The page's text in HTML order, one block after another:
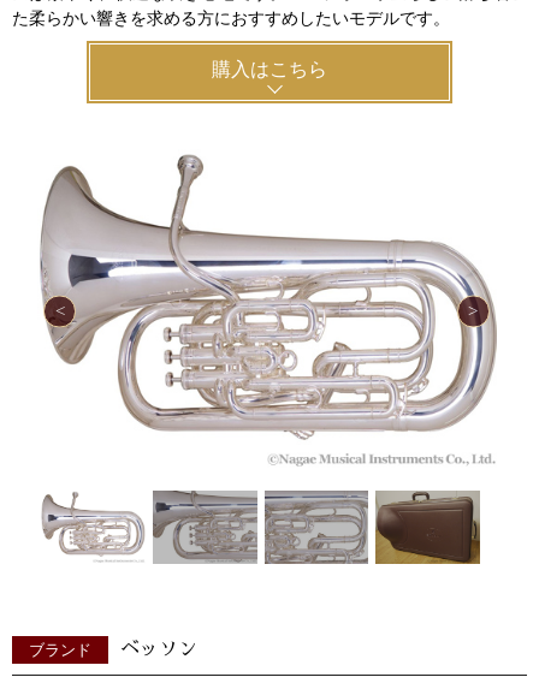
た柔らかい響きを求める方におすすめしたいモデルです。
購入はこちら
ブランド ベッソン